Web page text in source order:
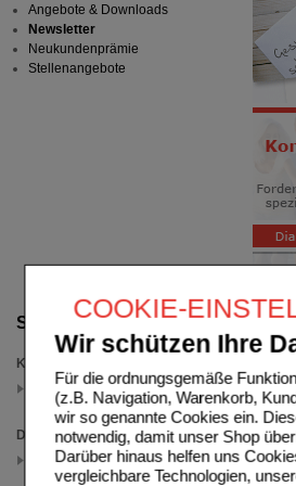
COOKIE-
Wir schützen Ihre
Für die ordnungsgemäße
(z.B. Navigation, Warenkorb,
wir so genannte Cookies ein.
notwendig, damit unser Shop
Darüber hinaus helfen uns
vergleichbare Technologien,
Suche verfeinern
Kategorien
Multilind
(auswahl entfernen)
Darreichungsform
Creme
(auswahl entfernen)
Angebote & Downloads
Newsletter
Neukundenprämie
Stellenangebote